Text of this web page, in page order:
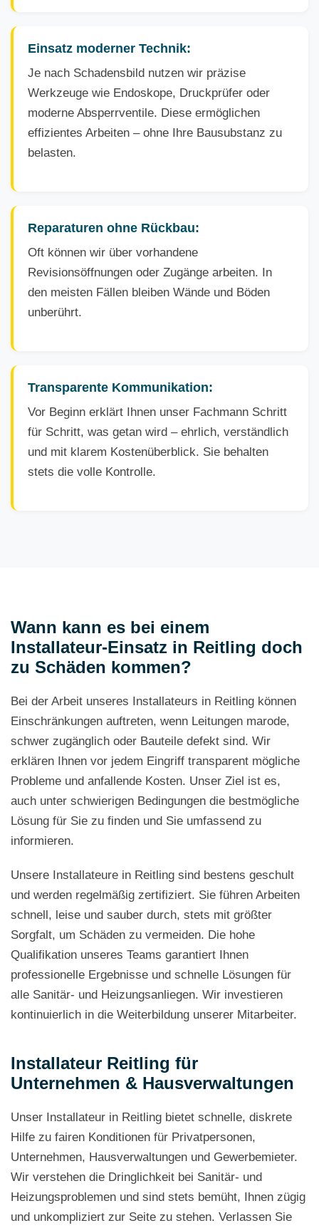
Einsatz moderner Technik:
Je nach Schadensbild nutzen wir präzise
Werkzeuge wie Endoskope, Druckprüfer oder
moderne Absperrventile. Diese ermöglichen
effizientes Arbeiten – ohne Ihre Bausubstanz zu
belasten.
Reparaturen ohne Rückbau:
Oft können wir über vorhandene
Revisionsöffnungen oder Zugänge arbeiten. In
den meisten Fällen bleiben Wände und Böden
unberührt.
Transparente Kommunikation:
Vor Beginn erklärt Ihnen unser Fachmann Schritt
für Schritt, was getan wird – ehrlich, verständlich
und mit klarem Kostenüberblick. Sie behalten
stets die volle Kontrolle.
Wann kann es bei einem
Installateur-Einsatz in Reitling doch
zu Schäden kommen?
Bei der Arbeit unseres Installateurs in Reitling können
Einschränkungen auftreten, wenn Leitungen marode,
schwer zugänglich oder Bauteile defekt sind. Wir
erklären Ihnen vor jedem Eingriff transparent mögliche
Probleme und anfallende Kosten. Unser Ziel ist es,
auch unter schwierigen Bedingungen die bestmögliche
Lösung für Sie zu finden und Sie umfassend zu
informieren.
Unsere Installateure in Reitling sind bestens geschult
und werden regelmäßig zertifiziert. Sie führen Arbeiten
schnell, leise und sauber durch, stets mit größter
Sorgfalt, um Schäden zu vermeiden. Die hohe
Qualifikation unseres Teams garantiert Ihnen
professionelle Ergebnisse und schnelle Lösungen für
alle Sanitär- und Heizungsanliegen. Wir investieren
kontinuierlich in die Weiterbildung unserer Mitarbeiter.
Installateur Reitling für
Unternehmen & Hausverwaltungen
Unser Installateur in Reitling bietet schnelle, diskrete
Hilfe zu fairen Konditionen für Privatpersonen,
Unternehmen, Hausverwaltungen und Gewerbemieter.
Wir verstehen die Dringlichkeit bei Sanitär- und
Heizungsproblemen und sind stets bemüht, Ihnen zügig
und unkompliziert zur Seite zu stehen. Verlassen Sie